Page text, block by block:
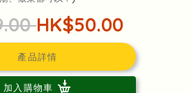
HK$50.00
產品詳情
加入購物車